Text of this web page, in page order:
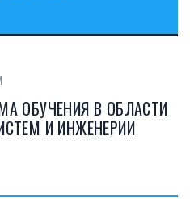
ОБУЧЕНИЯ В ОБЛАСТИ
И ИНЖЕНЕРИИ